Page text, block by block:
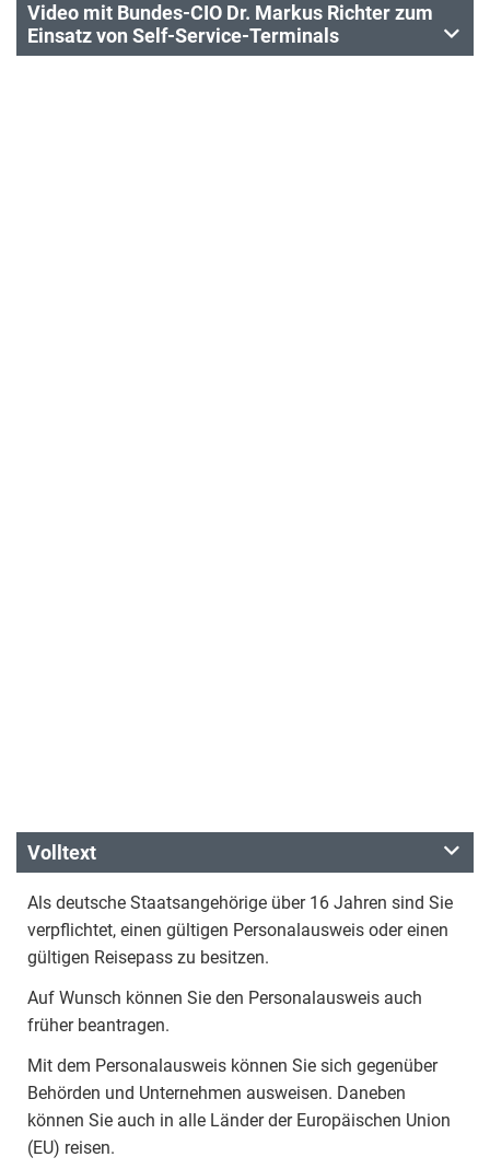
Video mit Bundes-CIO Dr. Markus Richter zum
Einsatz von Self-Service-Terminals
Volltext
Als deutsche Staatsangehörige über 16 Jahren sind Sie
verpflichtet, einen gültigen Personalausweis oder einen
gültigen Reisepass zu besitzen.
Auf Wunsch können Sie den Personalausweis auch
früher beantragen.
Mit dem Personalausweis können Sie sich gegenüber
Behörden und Unternehmen ausweisen. Daneben
können Sie auch in alle Länder der Europäischen Union
(EU) reisen.